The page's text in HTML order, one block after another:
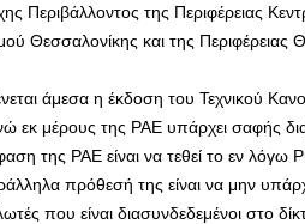
Περιβάλλοντος της Περιφέρειας
Θεσσαλονίκης και της Περιφέρειας
άμεσα η έκδοση του Τεχνικού
εκ μέρους της ΡΑΕ υπάρχει σαφής
της ΡΑΕ είναι να τεθεί το εν λόγω
πρόθεσή της είναι να μην
που είναι διασυνδεδεμένοι στο